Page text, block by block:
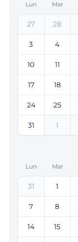
Lun Mar
27 28
3 4
10 11
17 18
24 25
31 1
Lun Mar
31 1
7 8
14 15